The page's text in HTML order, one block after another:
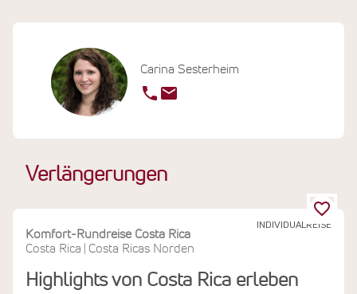
Verlängerungen
INDIVIDUALREISE
Komfort-Rundreise Costa Rica
Costa Rica
Costa Ricas Norden
Highlights von Costa Rica erleben
Carina Sesterheim